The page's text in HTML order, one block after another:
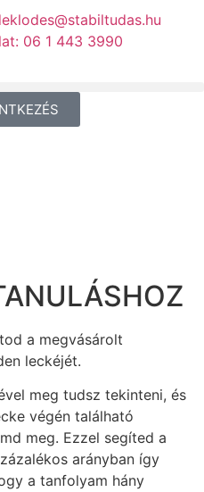
06 1 443 3990
a megvásárolt
leckéjét.
meg tudsz tekinteni, és
végén található
meg. Ezzel segíted a
arányban így
a tanfolyam hány